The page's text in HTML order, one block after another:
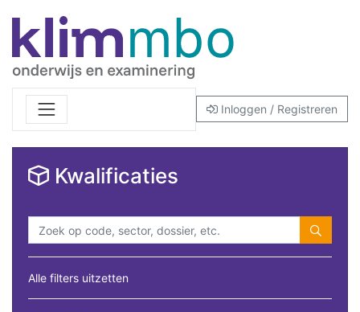
Inloggen / Registreren
Kwalificaties
Alle filters uitzetten